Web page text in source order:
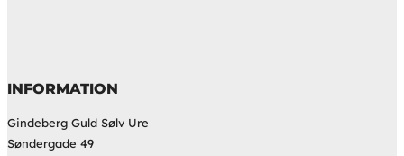
INFORMATION
Gindeberg Guld Sølv Ure
Søndergade 49